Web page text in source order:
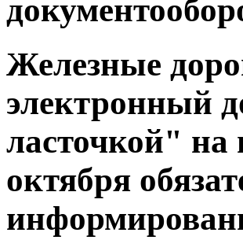
Железные
электронный
ласточкой" на
октября